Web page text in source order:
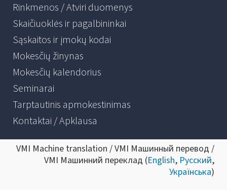
Rinkmenos / Atviri duomenys
Skaičiuoklės ir pagalbininkai
Sąskaitos ir įmokų kodai
Mokesčių žinynas
Mokesčių kalendorius
Seminarai
Tarptautinis apmokestinimas
Kontaktai / Apklausa
VMI Machine translation / VMI Машинный перевод /
VMI Машинний переклад (English, Русский,
Українська)